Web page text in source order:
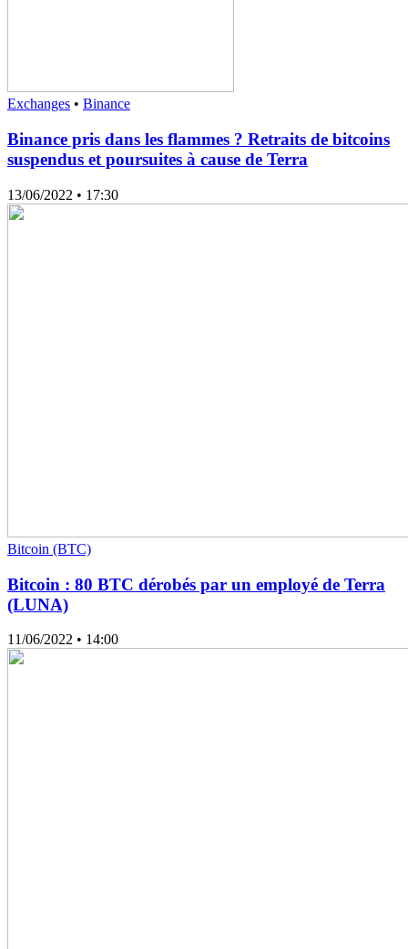
Exchanges • Binance
Binance pris dans les flammes ? Retraits de bitcoins
suspendus et poursuites à cause de Terra
13/06/2022 • 17:30
Bitcoin (BTC)
Bitcoin : 80 BTC dérobés par un employé de Terra
(LUNA)
11/06/2022 • 14:00